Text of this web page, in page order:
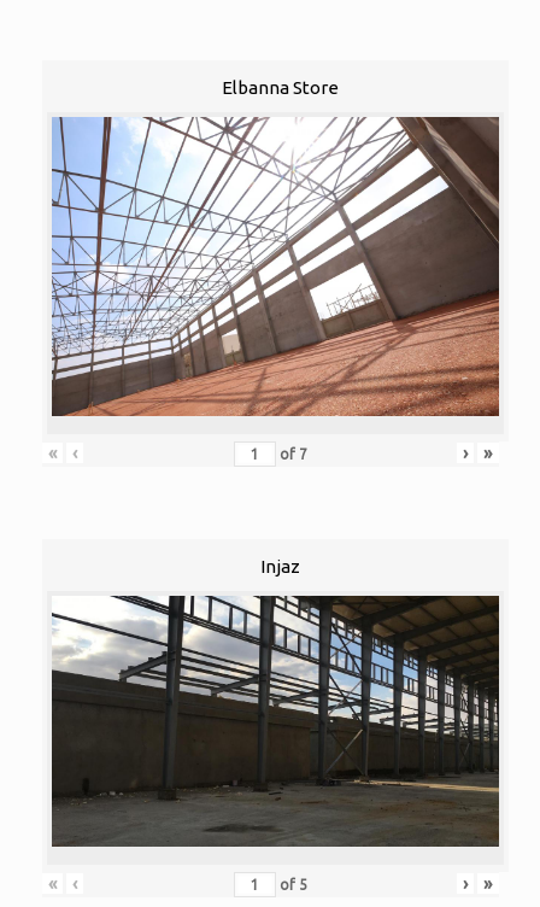
Elbanna Store
« ‹ of 7 › »
Injaz
« ‹ of 5 › »